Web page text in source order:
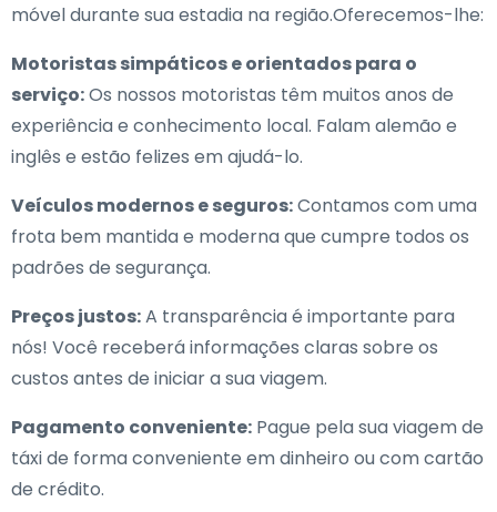
móvel durante sua estadia na região.Oferecemos-lhe:
Motoristas simpáticos e orientados para o
serviço:Os nossos motoristas têm muitos anos de
experiência e conhecimento local. Falam alemão e
inglês e estão felizes em ajudá-lo.
Veículos modernos e seguros:Contamos com uma
frota bem mantida e moderna que cumpre todos os
padrões de segurança.
Preços justos:A transparência é importante para
nós! Você receberá informações claras sobre os
custos antes de iniciar a sua viagem.
Pagamento conveniente: Pague pela sua viagem de
táxi de forma conveniente em dinheiro ou com cartão
de crédito.